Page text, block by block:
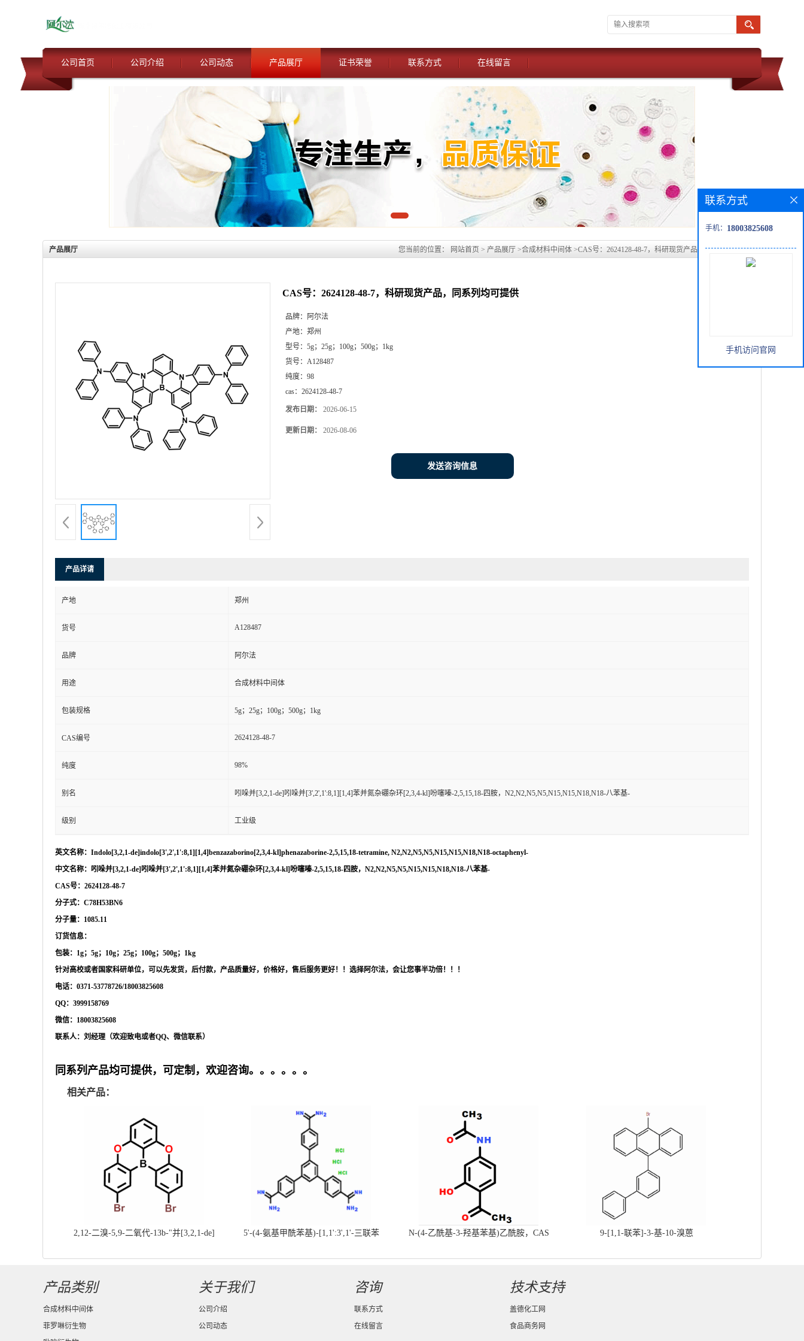
公司首页 公司介绍 公司动态 产品展厅 证书荣誉 联系方式 在线留言
产品展厅 您当前的位置： 网站首页 > 产品展厅 >合成材料中间体 >CAS号：2624128-48-7，科研现货产品，同系列均可提供
CAS号：2624128-48-7，科研现货产品，同系列均可提供
品牌：
阿尔法
产地： 郑州
型号： 5g；25g；100g；500g；1kg
货号： A128487
纯度： 98
cas： 2624128-48-7
发布日期： 2026-06-15
更新日期： 2026-08-06
发送咨询信息
产品详请
产地 郑州
货号 A128487
品牌 阿尔法
用途 合成材料中间体
包装规格 5g；25g；100g；500g；1kg
CAS编号 2624128-48-7
纯度 98%
别名 吲哚并[3,2,1-de]吲哚并[3',2',1':8,1][1,4]苯并氮杂硼杂环[2,3,4-kl]吩噻嗪-2,5,15,18-四胺，N2,N2,N5,N5,N15,N15,N18,N18-八苯基-
级别 工业级
英文名称： Indolo[3,2,1-de]indolo[3',2',1':8,1][1,4]benzazaborino[2,3,4-kl]phenazaborine-2,5,15,18-tetramine, N2,N2,N5,N5,N15,N15,N18,N18-octaphenyl-
中文名称：吲哚并[3,2,1-de]吲哚并[3',2',1':8,1][1,4]苯并氮杂硼杂环[2,3,4-kl]吩噻嗪-2,5,15,18-四胺，N2,N2,N5,N5,N15,N15,N18,N18-八苯基-
CAS号：2624128-48-7
分子式： C78H53BN6
分子量： 1085.11
订货信息：
包装： 1g；5g；10g；25g；100g；500g；1kg
针对高校或者国家科研单位，可以先发货，后付款，产品质量好，价格好，售后服务更好！！选择阿尔法，会让您事半功倍！！！
电话： 0371-53778726/18003825608
QQ：3999158769
微信： 18003825608
联系人：刘经理（欢迎致电或者QQ、微信联系）
同系列产品均可提供，可定制，欢迎咨询。。。。。。
相关产品：
2,12-二溴-5,9-二氧代-13b-"并[3,2,1-de]
5'-(4-氨基甲酰苯基)-[1,1':3',1'-三联苯
N-(4-乙酰基-3-羟基苯基)乙酰胺，CAS
9-[1,1-联苯]-3-基-10-溴蒽
联系方式
手机： 18003825608
手机访问官网
产品类别
合成材料中间体
菲罗啉衍生物
关于我们
公司介绍
公司动态
咨询
联系方式
在线留言
技术支持
盖德化工网
食品商务网